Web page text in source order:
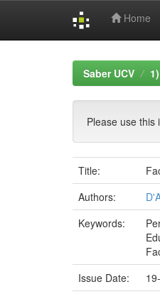
Home
Saber UCV
Please use this
Title:
Authors:
Keywords:
Issue Date: